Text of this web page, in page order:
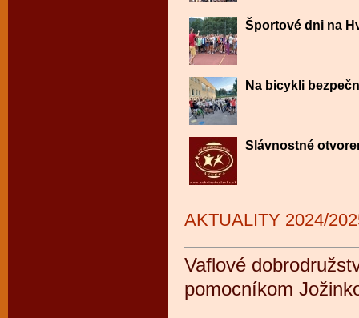
Športové dni na
Na bicykli
Slávnostné
AKTUALITY 2024/
Vaflové
pomocníkom